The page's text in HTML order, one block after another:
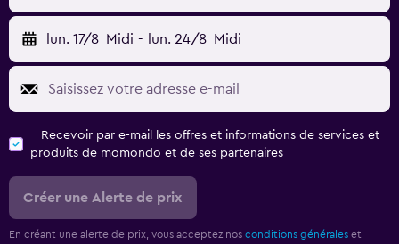
lun. 17/8 Midi - lun. 24/8 Midi
Recevoir par e-mail les offres et informations de services et
produits de momondo et de ses partenaires
Créer une Alerte de prix
En créant une alerte de prix, vous acceptez nos conditions générales et